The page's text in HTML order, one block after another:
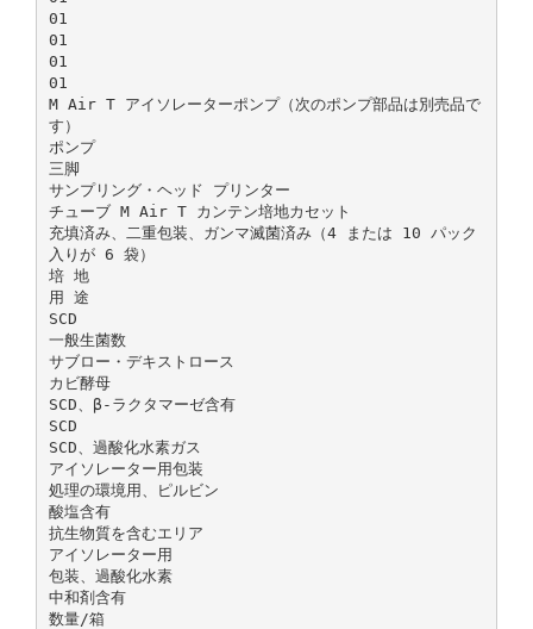
01
01
01
01
M Air T アイソレーターポンプ（次のポンプ部品は別売品で
す）
ポンプ
三脚
サンプリング・ヘッド プリンター
チューブ M Air T カンテン培地カセット
充填済み、二重包装、ガンマ滅菌済み（4 または 10 パック
入りが 6 袋）
培 地
用 途
SCD
一般生菌数
サブロー・デキストロース
カビ酵母
SCD、β-ラクタマーゼ含有
SCD
SCD、過酸化水素ガス
アイソレーター用包装
処理の環境用、ピルビン
酸塩含有
抗生物質を含むエリア
アイソレーター用
包装、過酸化水素
中和剤含有
数量/箱